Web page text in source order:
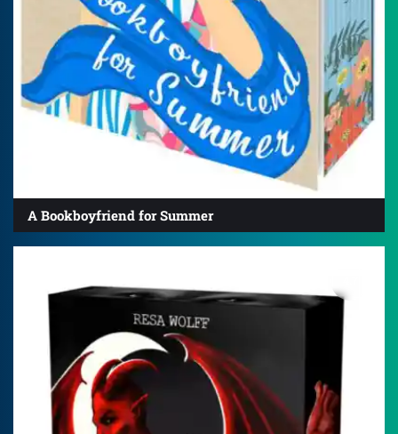
A Bookboyfriend for Summer